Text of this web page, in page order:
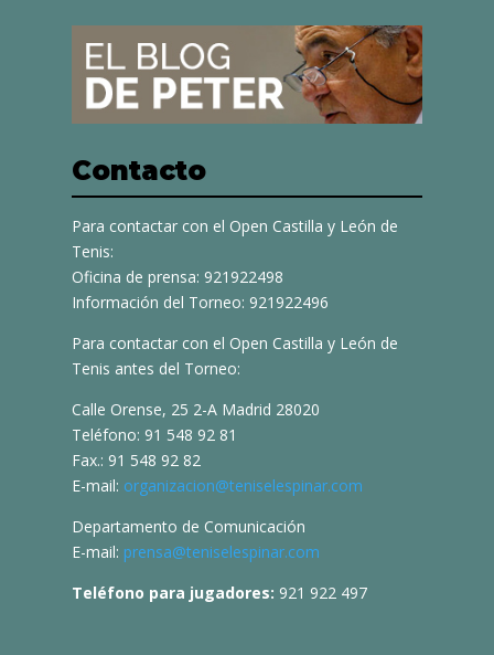
Contacto
Para contactar con el Open Castilla y León de
Tenis:
Oficina de prensa: 921922498
Información del Torneo: 921922496
Para contactar con el Open Castilla y León de
Tenis antes del Torneo:
Calle Orense, 25 2-A Madrid 28020
Teléfono: 91 548 92 81
Fax.: 91 548 92 82
E-mail: organizacion@teniselespinar.com
Departamento de Comunicación
E-mail: prensa@teniselespinar.com
Teléfono para jugadores: 921 922 497